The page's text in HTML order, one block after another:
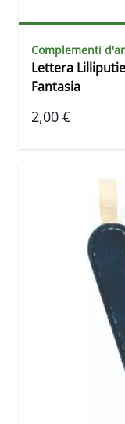
Complementi
Lettera
Fantasia
2,00 €